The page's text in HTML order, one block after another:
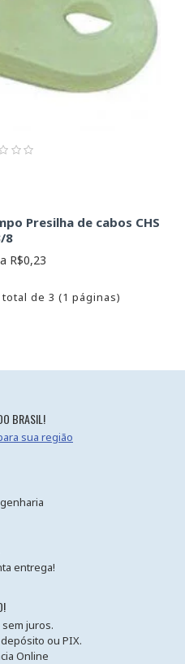
Presilha de cabos CHS
8
R$0,23
de 3 (1 páginas)
BRASIL!
sua região
entrega!
sem juros.
ou PIX.
Online